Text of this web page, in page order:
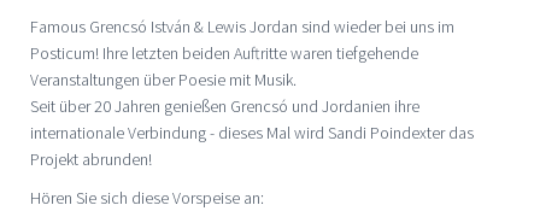
Famous Grencsó István & Lewis Jordan sind wieder bei uns im
Posticum! Ihre letzten beiden Auftritte waren tiefgehende
Veranstaltungen über Poesie mit Musik.
Seit über 20 Jahren genießen Grencsó und Jordanien ihre
internationale Verbindung - dieses Mal wird Sandi Poindexter das
Projekt abrunden!
Hören Sie sich diese Vorspeise an: